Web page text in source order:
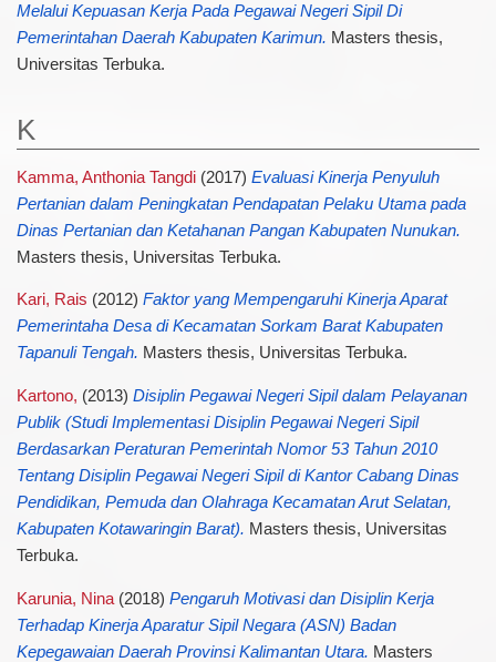
Melalui Kepuasan Kerja Pada Pegawai Negeri Sipil Di
Pemerintahan Daerah Kabupaten Karimun. Masters thesis,
Universitas Terbuka.
K
Kamma, Anthonia Tangdi(2017) Evaluasi Kinerja Penyuluh
Pertanian dalam Peningkatan Pendapatan Pelaku Utama pada
Dinas Pertanian dan Ketahanan Pangan Kabupaten Nunukan.
Masters thesis, Universitas Terbuka.
Kari, Rais (2012) Faktor yang Mempengaruhi Kinerja Aparat
Pemerintaha Desa di Kecamatan Sorkam Barat Kabupaten
Tapanuli Tengah. Masters thesis, Universitas Terbuka.
Kartono, (2013) Disiplin Pegawai Negeri Sipil dalam Pelayanan
Publik (Studi Implementasi Disiplin Pegawai Negeri Sipil
Berdasarkan Peraturan Pemerintah Nomor 53 Tahun 2010
Tentang Disiplin Pegawai Negeri Sipil di Kantor Cabang Dinas
Pendidikan, Pemuda dan Olahraga Kecamatan Arut Selatan,
Kabupaten Kotawaringin Barat). Masters thesis, Universitas
Terbuka.
Karunia, Nina(2018) Pengaruh Motivasi dan Disiplin Kerja
Terhadap Kinerja Aparatur Sipil Negara (ASN) Badan
Kepegawaian Daerah Provinsi Kalimantan Utara. Masters